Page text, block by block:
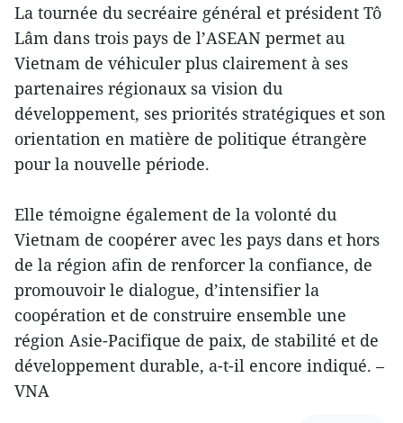
La tournée du secréaire général et président Tô
Lâm dans trois pays de l’ASEAN permet au
Vietnam de véhiculer plus clairement à ses
partenaires régionaux sa vision du
développement, ses priorités stratégiques et son
orientation en matière de politique étrangère
pour la nouvelle période.
Elle témoigne également de la volonté du
Vietnam de coopérer avec les pays dans et hors
de la région afin de renforcer la confiance, de
promouvoir le dialogue, d’intensifier la
coopération et de construire ensemble une
région Asie-Pacifique de paix, de stabilité et de
développement durable, a-t-il encore indiqué. –
VNA